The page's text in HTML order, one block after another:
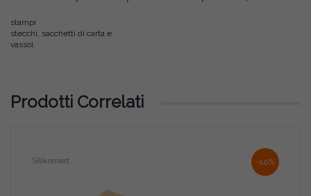
stampi
stecchi, sacchetti di carta e
vassoi.
Prodotti Correlati
-10%
Silikomart